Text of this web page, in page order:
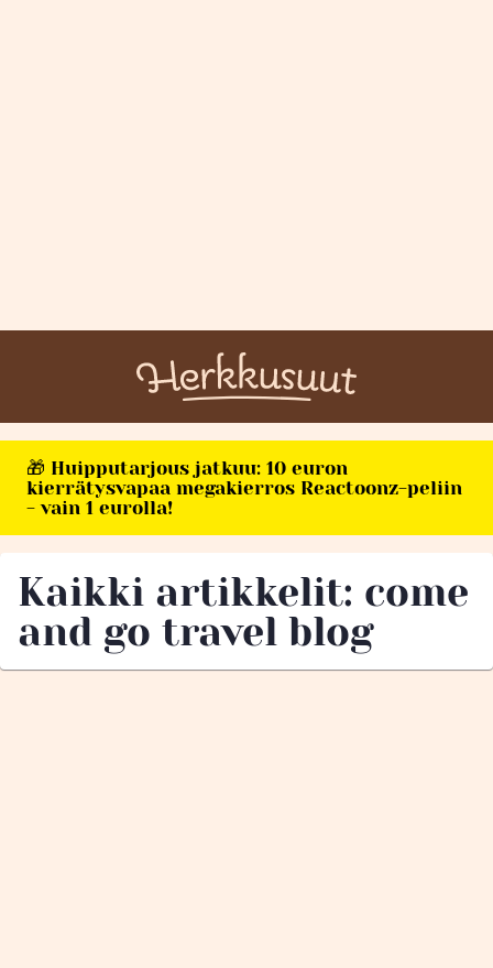
🎁 Huipputarjous jatkuu: 10 euron
kierrätysvapaa megakierros Reactoonz-peliin
- vain 1 eurolla!
Kaikki artikkelit: come
and go travel blog